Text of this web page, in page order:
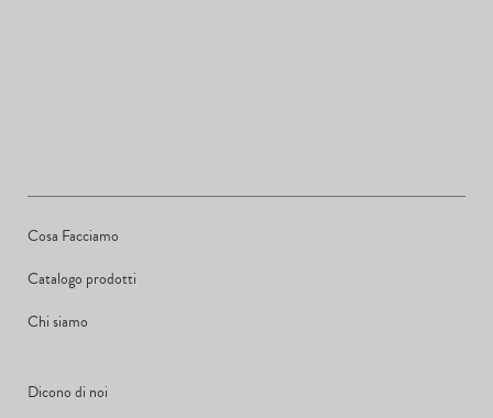
Cosa Facciamo
Catalogo prodotti
Chi siamo
Dicono di noi